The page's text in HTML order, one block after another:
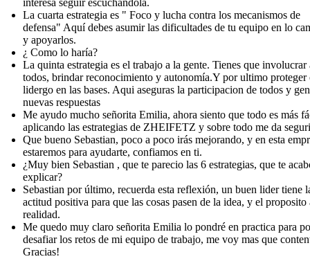
interesa seguir escuchandola.
La cuarta estrategia es " Foco y lucha contra los mecanismos de
defensa" Aquí debes asumir las dificultades de tu equipo en lo
y apoyarlos.
¿ Como lo haría?
La quinta estrategia es el trabajo a la gente. Tienes que involucrar
todos, brindar reconocimiento y autonomía.Y por ultimo proteger
lidergo en las bases. Aqui aseguras la participacion de todos y
nuevas respuestas
Me ayudo mucho señorita Emilia, ahora siento que todo es más
aplicando las estrategias de ZHEIFETZ y sobre todo me da
Que bueno Sebastian, poco a poco irás mejorando, y en esta
estaremos para ayudarte, confiamos en ti.
¿Muy bien Sebastian , que te parecio las 6 estrategias, que te
explicar?
Sebastian por último, recuerda esta reflexión, un buen lider tiene
actitud positiva para que las cosas pasen de la idea, y el proposito
realidad.
Me quedo muy claro señorita Emilia lo pondré en practica para
desafiar los retos de mi equipo de trabajo, me voy mas que
Gracias!